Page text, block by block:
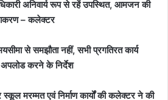
अनिवार्य रूप से रहें उपस्थित, आमजन की
– कलेक्टर
से समझौता नहीं, सभी प्रगतिरत कार्य
अपलोड करने के निर्देश
मरम्मत एवं निर्माण कार्यों की कलेक्टर ने की